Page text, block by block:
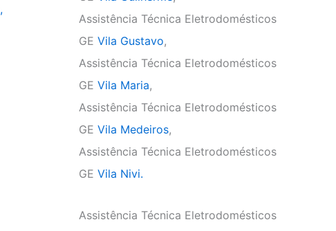
,
Assistência Técnica Eletrodomésticos
GE Vila Gustavo,
Assistência Técnica Eletrodomésticos
GE Vila Maria,
Assistência Técnica Eletrodomésticos
GE Vila Medeiros,
Assistência Técnica Eletrodomésticos
GE Vila Nivi.
Assistência Técnica Eletrodomésticos